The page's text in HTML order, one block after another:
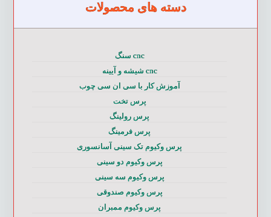
دسته های محصولات
cnc سنگ
cnc شیشه و آیینه
آموزش کار با سی ان سی چوب
پرس تخت
پرس رولینگ
پرس فرمینگ
پرس وکیوم تک سینی آسانسوری
پرس وکیوم دو سینی
پرس وکیوم سه سینی
پرس وکیوم صندوقی
پرس وکیوم ممبران